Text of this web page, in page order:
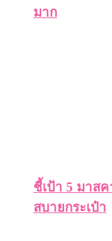
มาก
ชี้เป้า 5 มาสค
สบายกระเป๋า